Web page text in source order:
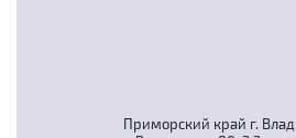
Приморский край г.